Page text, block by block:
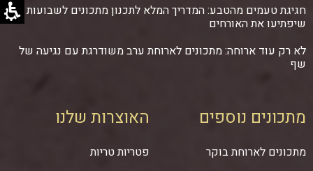
חגיגת טעמים מהטבע: המדריך המלא לתכנון מתכונים לשבועות
שיפתיעו את האורחים
לא רק עוד ארוחה: מתכונים לארוחת ערב משודרגת עם נגיעה של
שף
מתכונים נוספים
מתכונים לארוחת בוקר
האוצרות שלנו
פטריות טריות